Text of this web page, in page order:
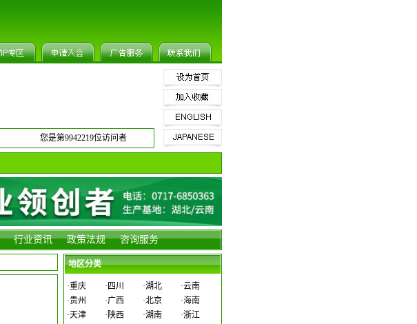
您是第9942219位访问者
行业资讯 政策法规 咨询服务
地区分类
·重庆 · 四川 ·湖北 ·云南
·贵州 ·广西 ·北京 ·海南
·天津 · 陕西 ·湖南 ·浙江